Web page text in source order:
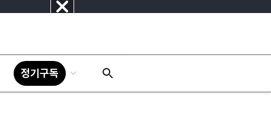
닫
정기구독